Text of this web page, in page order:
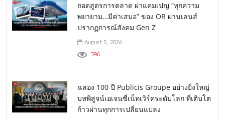
ถอดสูตรการตลาด ผ่าแคมเปญ “ทุกความ
พยายาม…มีค่าเสมอ” ของ OR ผ่านเลนส์
ปรากฏการณ์สังคม Gen Z
August 5, 2026
396
ฉลอง 100 ปี Publicis Groupe อย่างยิ่งใหญ่
บทพิสูจน์เอเจนซี่เน็ทเวิร์คระดับโลก ที่เติบโต
ก้าวผ่านทุกการเปลี่ยนแปลง